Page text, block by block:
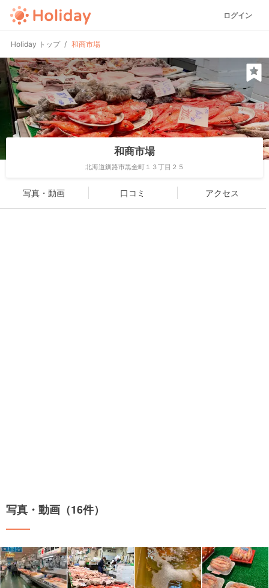
ログイン
Holiday トップ 和商市場
和商市場
北海道釧路市黒金町１３丁目２５
写真・動画 口コミ アクセス
写真・動画（16件）